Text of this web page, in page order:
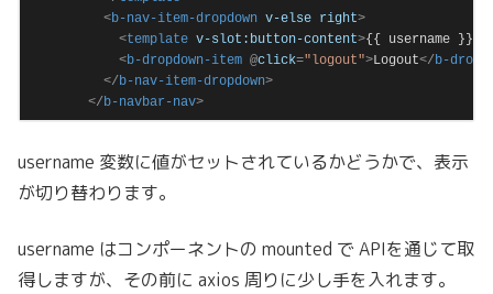
<b-nav-item-dropdown v-else right>
<template v-slot:button-content>{{ username }}
<b-dropdown-item @click="logout">Logout</b-
</b-nav-item-dropdown>
</b-navbar-nav>
username 変数に値がセットされているかどうかで、表示
が切り替わります。
username はコンポーネントの mounted で APIを通じて取
得しますが、その前に axios 周りに少し手を入れます。